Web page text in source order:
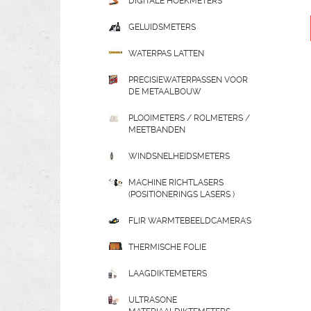
GELUIDSMETERS
WATERPAS LATTEN
PRECISIEWATERPASSEN VOOR
DE METAALBOUW
PLOOIMETERS / ROLMETERS /
MEETBANDEN
WINDSNELHEIDSMETERS
MACHINE RICHTLASERS
(POSITIONERINGS LASERS )
FLIR WARMTEBEELDCAMERA'S
THERMISCHE FOLIE
LAAGDIKTEMETERS
ULTRASONE